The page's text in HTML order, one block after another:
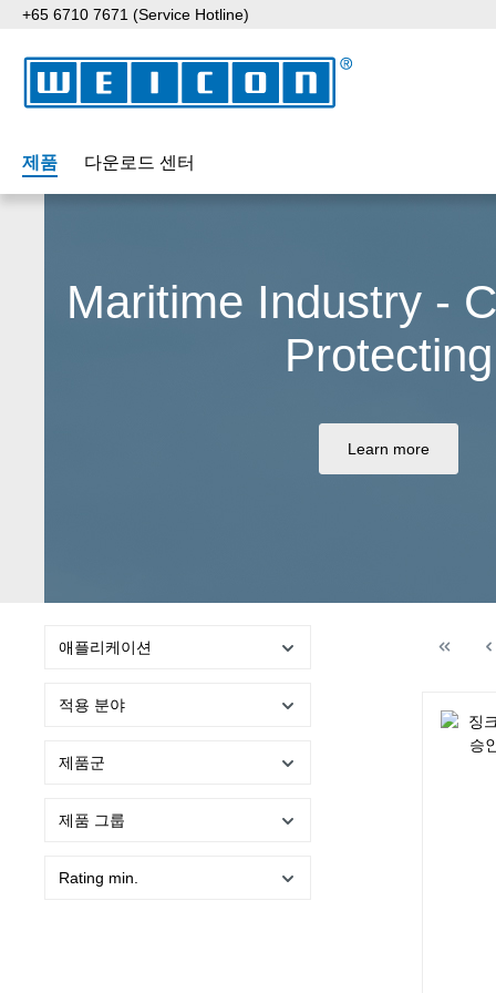
to main content
Skip to search
Skip to main navigation
+65 6710 7671 (Service Hotline)
제품 다운로드 센터
Maritime Industry -
Protecting
Learn more
애플리케이션
적용 분야
제품군
제품 그룹
Rating min.